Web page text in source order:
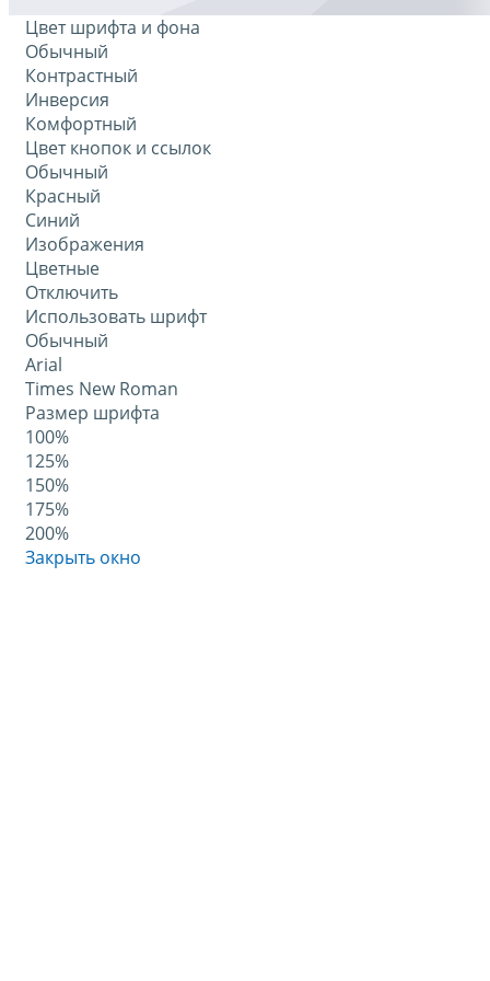
Цвет шрифта и фона
Обычный
Контрастный
Инверсия
Комфортный
Цвет кнопок и ссылок
Обычный
Красный
Синий
Изображения
Цветные
Отключить
Использовать шрифт
Обычный
Arial
Times New Roman
Размер шрифта
100%
125%
150%
175%
200%
Закрыть окно